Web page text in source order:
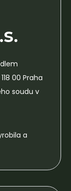
00 Praha
soudu v
a